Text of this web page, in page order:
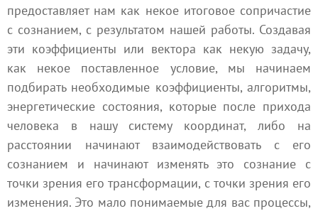
предоставляет нам как некое итоговое сопричастие
с сознанием, с результатом нашей работы. Создавая
эти коэффициенты или вектора как некую задачу,
как некое поставленное условие, мы начинаем
подбирать необходимые коэффициенты, алгоритмы,
энергетические состояния, которые после прихода
человека в нашу систему координат, либо на
расстоянии начинают взаимодействовать с его
сознанием и начинают изменять это сознание с
точки зрения его трансформации, с точки зрения его
изменения. Это мало понимаемые для вас процессы,